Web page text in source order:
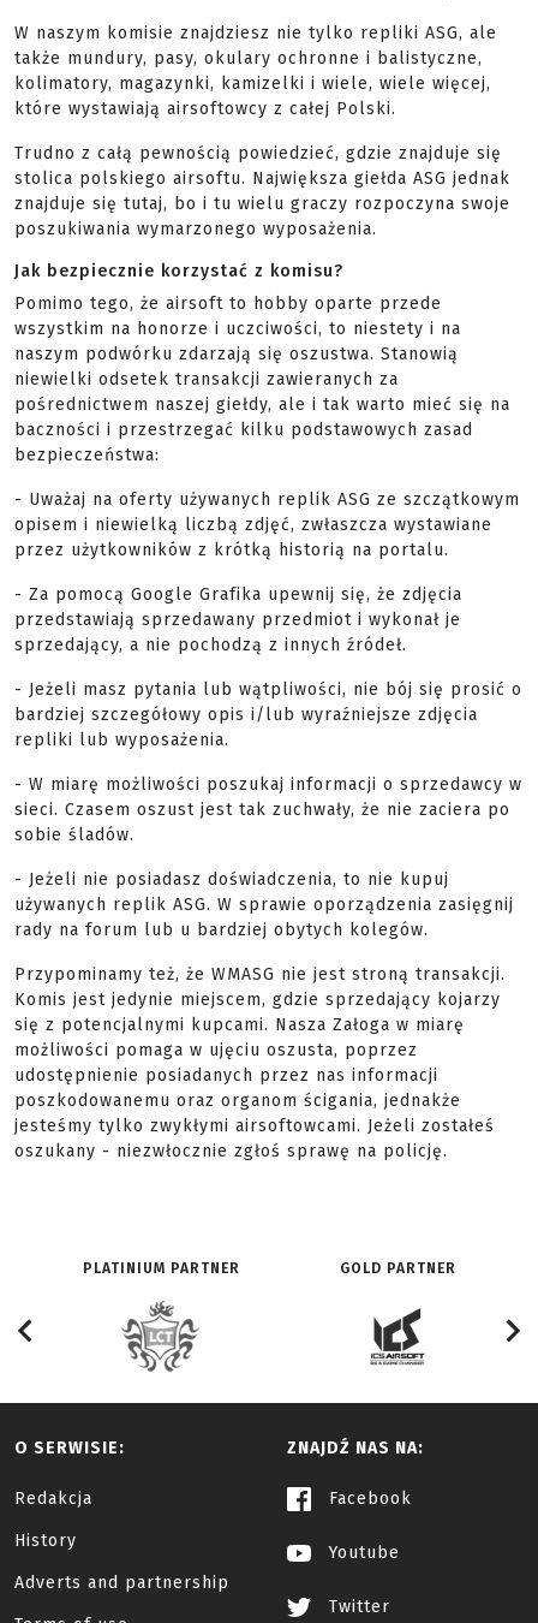
W naszym komisie znajdziesz nie tylko repliki ASG, ale
także mundury, pasy, okulary ochronne i balistyczne,
kolimatory, magazynki, kamizelki i wiele, wiele więcej,
które wystawiają airsoftowcy z całej Polski.
Trudno z całą pewnością powiedzieć, gdzie znajduje się
stolica polskiego airsoftu. Największa giełda ASG jednak
znajduje się tutaj, bo i tu wielu graczy rozpoczyna swoje
poszukiwania wymarzonego wyposażenia.
Jak bezpiecznie korzystać z komisu?
Pomimo tego, że airsoft to hobby oparte przede
wszystkim na honorze i uczciwości, to niestety i na
naszym podwórku zdarzają się oszustwa. Stanowią
niewielki odsetek transakcji zawieranych za
pośrednictwem naszej giełdy, ale i tak warto mieć się na
baczności i przestrzegać kilku podstawowych zasad
bezpieczeństwa:
- Uważaj na oferty używanych replik ASG ze szczątkowym
opisem i niewielką liczbą zdjęć, zwłaszcza wystawiane
przez użytkowników z krótką historią na portalu.
- Za pomocą Google Grafika upewnij się, że zdjęcia
przedstawiają sprzedawany przedmiot i wykonał je
sprzedający, a nie pochodzą z innych źródeł.
- Jeżeli masz pytania lub wątpliwości, nie bój się prosić o
bardziej szczegółowy opis i/lub wyraźniejsze zdjęcia
repliki lub wyposażenia.
- W miarę możliwości poszukaj informacji o sprzedawcy w
sieci. Czasem oszust jest tak zuchwały, że nie zaciera po
sobie śladów.
- Jeżeli nie posiadasz doświadczenia, to nie kupuj
używanych replik ASG. W sprawie oporządzenia zasięgnij
rady na forum lub u bardziej obytych kolegów.
Przypominamy też, że WMASG nie jest stroną transakcji.
Komis jest jedynie miejscem, gdzie sprzedający kojarzy
się z potencjalnymi kupcami. Nasza Załoga w miarę
możliwości pomaga w ujęciu oszusta, poprzez
udostępnienie posiadanych przez nas informacji
poszkodowanemu oraz organom ścigania, jednakże
jesteśmy tylko zwykłymi airsoftowcami. Jeżeli zostałeś
oszukany - niezwłocznie zgłoś sprawę na policję.
PLATINIUM PARTNER GOLD PARTNER
O SERWISIE:
Redakcja
History
Adverts and partnership
ZNAJDŹ NAS NA:
Facebook
Youtube
Twitter